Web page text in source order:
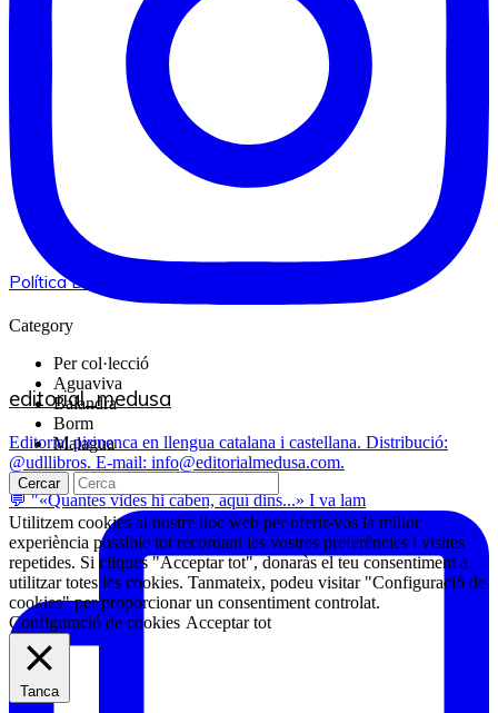
editorial_medusa
Editorial pirinenca en llengua catalana i castellana. Distribució:
@udllibros. E-mail: info@editorialmedusa.com.
💬 "«Quantes vides hi caben, aquí dins...» I va lam
Política De Privacitat I Avís Legal
Category
Per col·lecció
Aguaviva
Balandra
Borm
Malagua
Cercar
Utilitzem cookies al nostre lloc web per oferir-vos la millor
experiència possible tot recordant les vostres preferències i visites
repetides. Si cliques "Acceptar tot", donaràs el teu consentiment a
utilitzar totes les cookies. Tanmateix, podeu visitar "Configuració de
cookies" per proporcionar un consentiment controlat.
Configuració de cookies Acceptar tot
Tanca